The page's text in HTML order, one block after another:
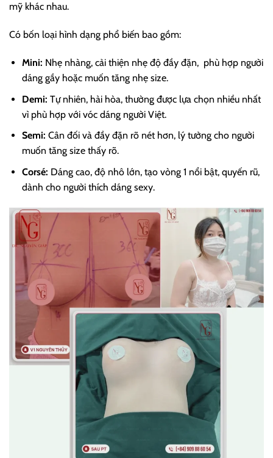
mỹ khác nhau.
Có bốn loại hình dạng phổ biến bao gồm:
Mini: Nhẹ nhàng, cải thiện nhẹ độ đầy đặn, phù hợp người
dáng gầy hoặc muốn tăng nhẹ size.
Demi: Tự nhiên, hài hòa, thường được lựa chọn nhiều nhất
vì phù hợp với vóc dáng người Việt.
Semi: Cân đối và đầy đặn rõ nét hơn, lý tưởng cho người
muốn tăng size thấy rõ.
Corsé: Dáng cao, độ nhô lớn, tạo vòng 1 nổi bật, quyến rũ,
dành cho người thích dáng sexy.